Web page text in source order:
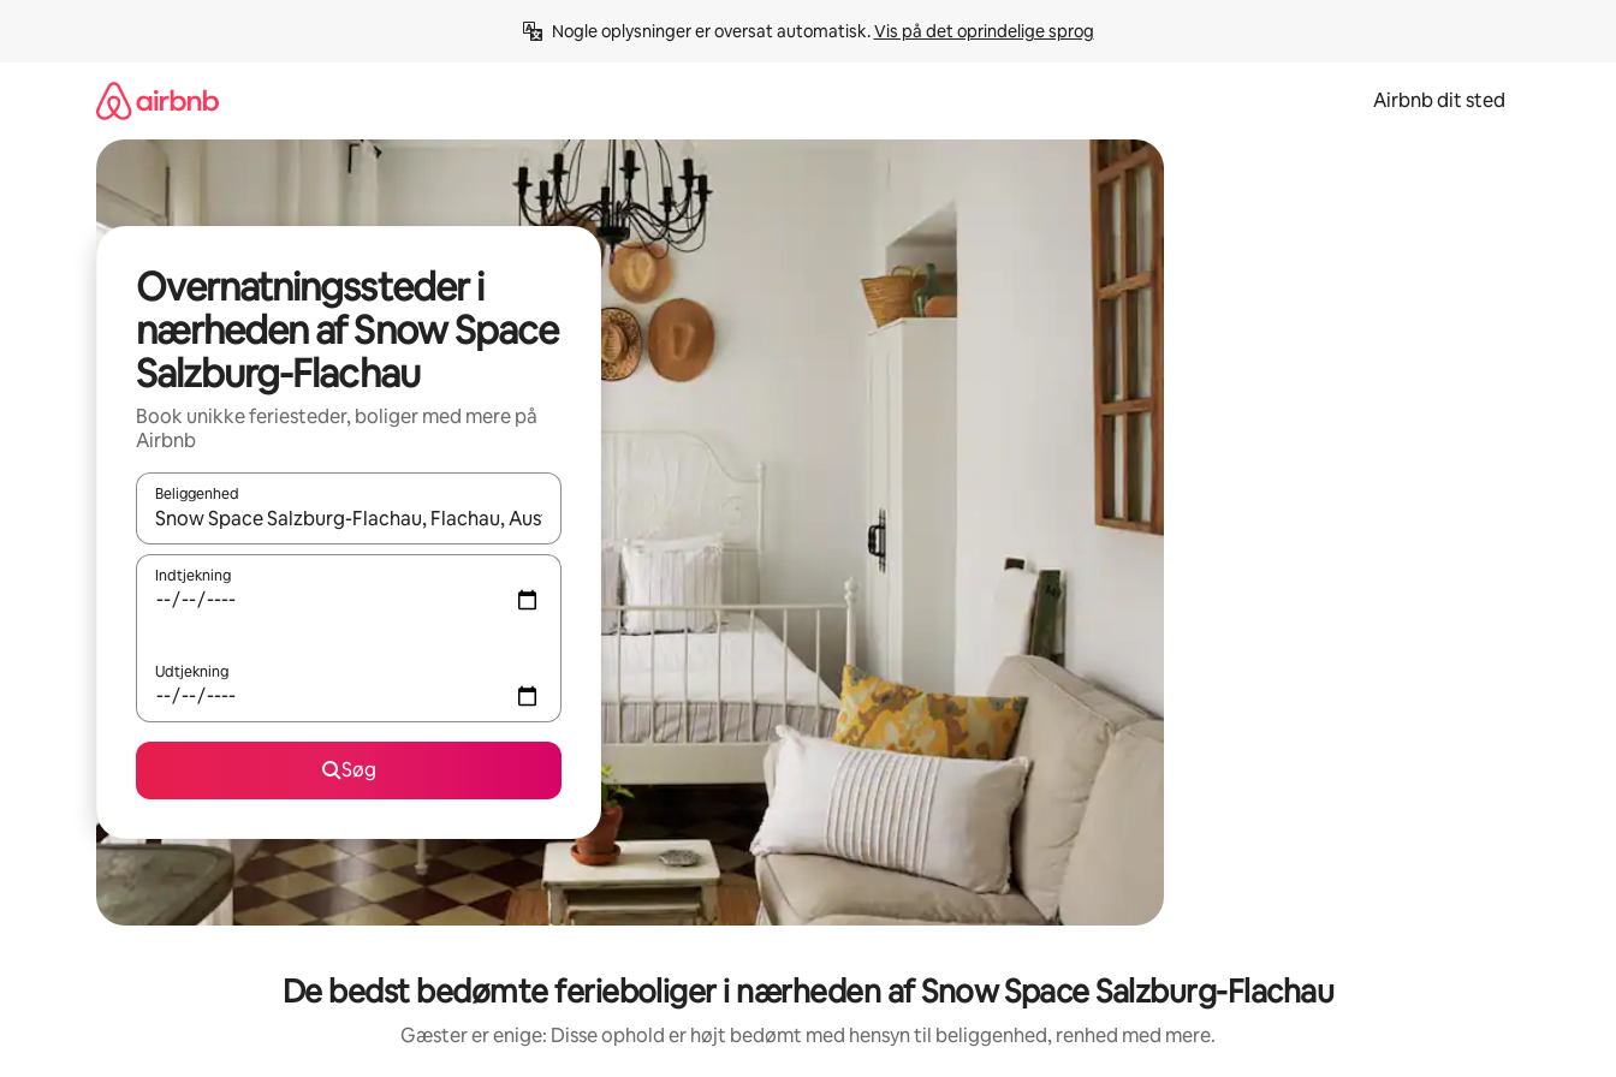
Nogle oplysninger er oversat automatisk. Vis på det oprindelige sprog
Airbnb dit sted
Overnatningssteder i
nærheden af Snow Space
Salzburg-Flachau
Book unikke feriesteder, boliger med mere på
Airbnb
Beliggenhed
Når resultaterne er tilgængelige, skal du navigere med piletasterne op og ned eller se mere ved at trykke eller stryge.
Indtjekning
Udtjekning
Søg
De bedst bedømte ferieboliger i nærheden af Snow Space Salzburg-Flachau
Gæster er enige: Disse ophold er højt bedømt med hensyn til beliggenhed, renhed med mere.